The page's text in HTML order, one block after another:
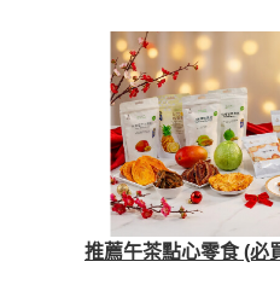
推薦午茶點心零食 (必